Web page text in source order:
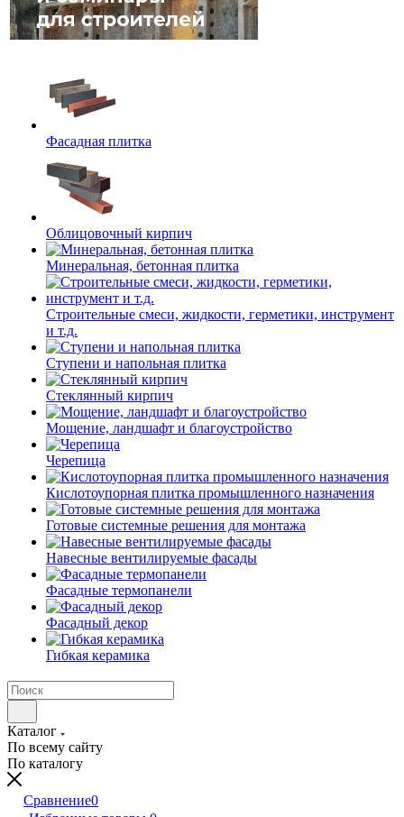
Фасадная плитка
Облицовочный кирпич
Минеральная, бетонная плитка
Строительные смеси, жидкости, герметики, инструмент
и т.д.
Ступени и напольная плитка
Cтеклянный кирпич
Мощение, ландшафт и благоустройство
Черепица
Кислотоупорная плитка промышленного назначения
Готовые системные решения для монтажа
Навесные вентилируемые фасады
Фасадные термопанели
Фасадный декор
Гибкая керамика
Каталог
По всему сайту
По каталогу
Сравнение0